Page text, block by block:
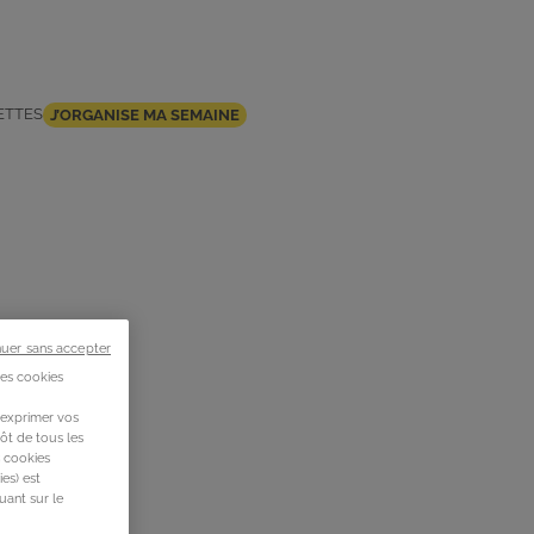
J’ORGANISE MA SEMAINE
cookies
vos
de tous les
cookies
est
sur le
sans accepter